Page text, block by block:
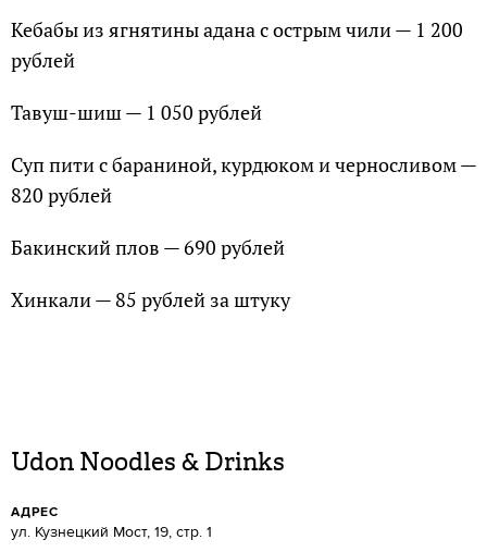
Кебабы из ягнятины адана с острым чили — 1 200
рублей
Тавуш-шиш — 1 050 рублей
Суп пити с бараниной, курдюком и черносливом —
820 рублей
Бакинский плов — 690 рублей
Хинкали — 85 рублей за штуку
Udon Noodles & Drinks
АДРЕС
ул. Кузнецкий Мост, 19, стр. 1